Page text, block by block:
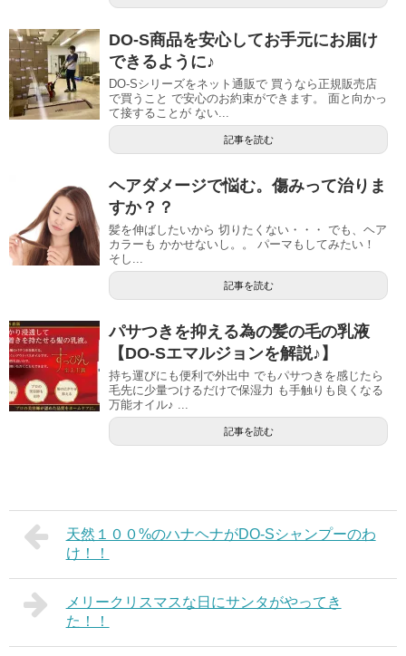
DO-S商品を安心してお手元にお届け
できるように♪
DO-Sシリーズをネット通販で 買うなら正規販売店
で買うこと で安心のお約束ができます。 面と向かっ
て接することが ない...
記事を読む
ヘアダメージで悩む。傷みって治りま
すか？？
髪を伸ばしたいから 切りたくない・・・ でも、ヘア
カラーも かかせないし。。 パーマもしてみたい！
そし...
記事を読む
パサつきを抑える為の髪の毛の乳液
【DO-Sエマルジョンを解説♪】
持ち運びにも便利で外出中 でもパサつきを感じたら
毛先に少量つけるだけで保湿力 も手触りも良くなる
万能オイル♪ ...
記事を読む
天然１００%のハナヘナがDO-Sシャンプーのわ
け！！
メリークリスマスな日にサンタがやってき
た！！